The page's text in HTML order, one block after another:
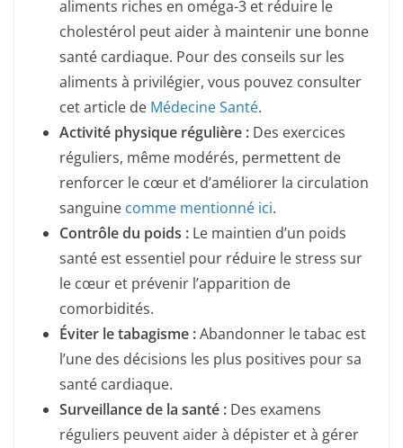
aliments riches en oméga-3 et réduire le
cholestérol peut aider à maintenir une bonne
santé cardiaque. Pour des conseils sur les
aliments à privilégier, vous pouvez consulter
cet article de Médecine Santé.
Activité physique régulière : Des exercices
réguliers, même modérés, permettent de
renforcer le cœur et d’améliorer la circulation
sanguine comme mentionné ici.
Contrôle du poids : Le maintien d’un poids
santé est essentiel pour réduire le stress sur
le cœur et prévenir l’apparition de
comorbidités.
Éviter le tabagisme :Abandonner le tabac est
l’une des décisions les plus positives pour sa
santé cardiaque.
Surveillance de la santé : Des examens
réguliers peuvent aider à dépister et à gérer